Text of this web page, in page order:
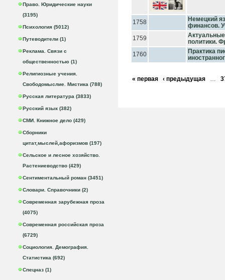
Право. Юридические науки
(3195)
Психология (5012)
Путеводители (1)
Реклама. Связи с
общественностью (1)
Религиозные учения.
Свободомыслие. Мистика (788)
Русская литература (3833)
Русский язык (382)
СМИ. Книжное дело (429)
Сборники
цитат,мыслей,афоризмов (197)
Сельское и лесное хозяйство.
Растениеводство (429)
Сентиментальный роман (3451)
Словари. Справочники (2)
Современная зарубежная проза
(4075)
Современная российская проза
(6729)
Социология. Демография.
Статистика (692)
Спецназ (1)
1758
Немецкий
финансов.
1759
политики.
1760
Практика
« первая ‹ предыдущая …